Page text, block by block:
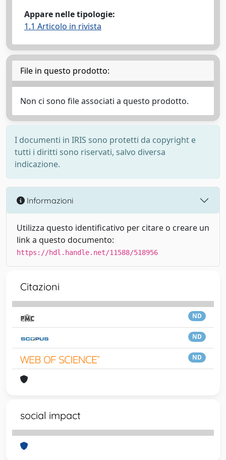
Appare nelle tipologie:
1.1 Articolo in rivista
File in questo prodotto:
Non ci sono file associati a questo prodotto.
I documenti in IRIS sono protetti da copyright e
tutti i diritti sono riservati, salvo diversa
indicazione.
Informazioni
Utilizza questo identificativo per citare o creare un
link a questo documento:
https://hdl.handle.net/11588/518956
Citazioni
ND
ND
ND
social impact